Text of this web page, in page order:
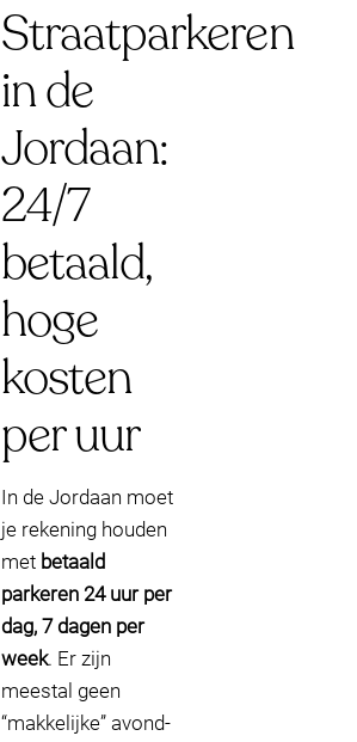
Straatparkeren
in de
Jordaan:
24/7
betaald,
hoge
kosten
per uur
In de Jordaan moet
je rekening houden
met betaald
parkeren 24 uur per
dag, 7 dagen per
week. Er zijn
meestal geen
“makkelijke” avond-